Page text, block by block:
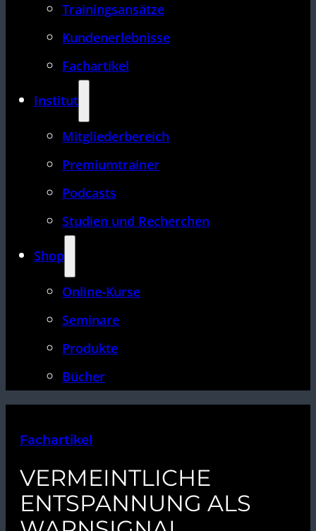
Trainingsansätze
Kundenerlebnisse
Fachartikel
Institut
Mitgliederbereich
Premiumtrainer
Podcasts
Studien und Recherchen
Shop
Online-Kurse
Seminare
Produkte
Bücher
Fachartikel
VERMEINTLICHE
ENTSPANNUNG ALS